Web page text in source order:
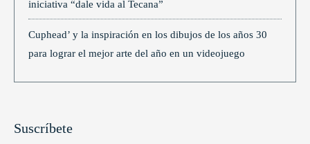
iniciativa “dale vida al Tecana”
Cuphead’ y la inspiración en los dibujos de los años 30
para lograr el mejor arte del año en un videojuego
Suscríbete